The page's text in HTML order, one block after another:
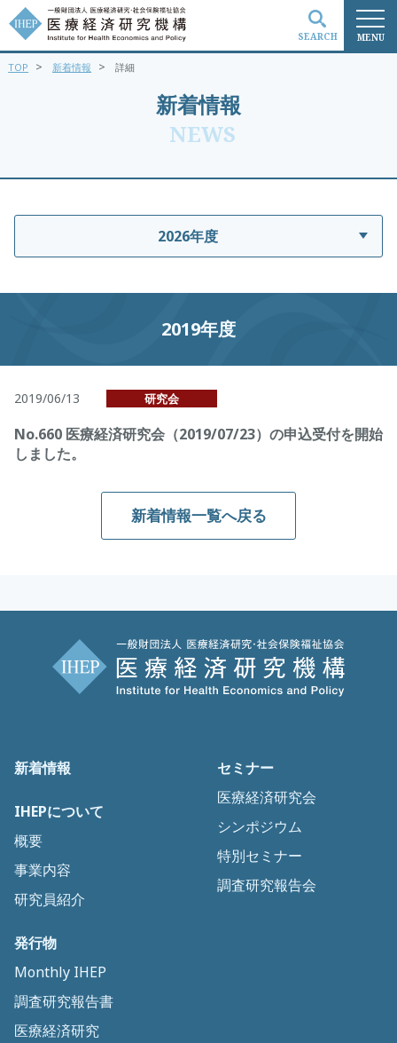
MENU
SEARCH
新着情報
NEWS
TOP > 新着情報 > 詳細
2026年度
2019年度
2019/06/13 研究会
No.660 医療経済研究会（2019/07/23）の申込受付を開始
しました。
新着情報一覧へ戻る
新着情報
IHEPについて
概要
事業内容
研究員紹介
セミナー
医療経済研究会
シンポジウム
特別セミナー
調査研究報告会
発行物
Monthly IHEP
調査研究報告書
医療経済研究